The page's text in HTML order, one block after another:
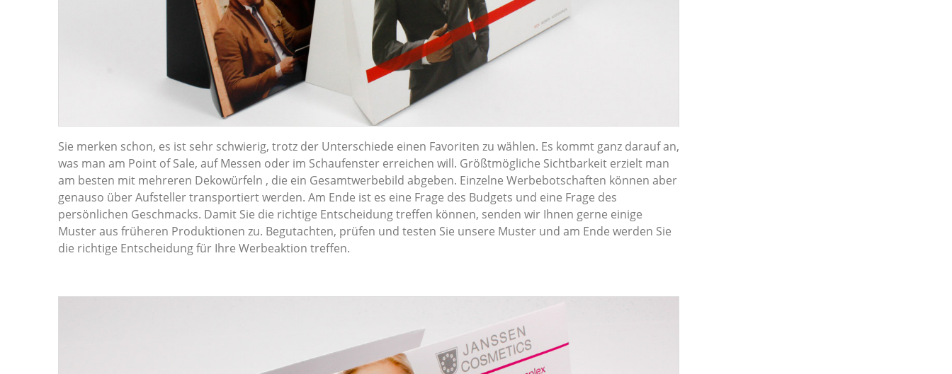
Sie merken schon, es ist sehr schwierig, trotz der Unterschiede einen Favoriten zu wählen. Es kommt ganz darauf an,
was man am Point of Sale, auf Messen oder im Schaufenster erreichen will. Größtmögliche Sichtbarkeit erzielt man
am besten mit mehreren Dekowürfeln , die ein Gesamtwerbebild abgeben. Einzelne Werbebotschaften können aber
genauso über Aufsteller transportiert werden. Am Ende ist es eine Frage des Budgets und eine Frage des
persönlichen Geschmacks. Damit Sie die richtige Entscheidung treffen können, senden wir Ihnen gerne einige
Muster aus früheren Produktionen zu. Begutachten, prüfen und testen Sie unsere Muster und am Ende werden Sie
die richtige Entscheidung für Ihre Werbeaktion treffen.